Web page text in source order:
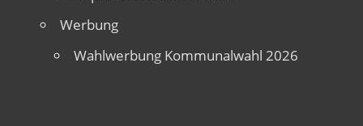
Werbung
Wahlwerbung Kommunalwahl 2026